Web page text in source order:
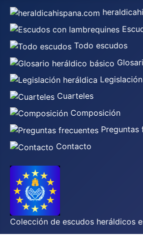
Todo escudos
Cuarteles
Composición
Preguntas
Contacto
Colección de escudos heráldicos